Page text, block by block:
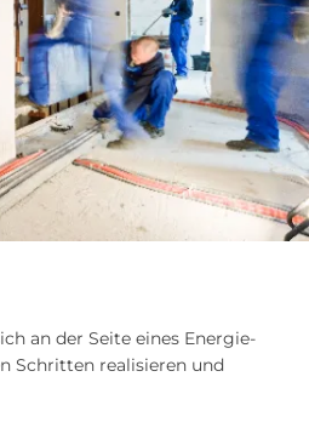
an der Seite eines Energie-
Schritten realisieren und